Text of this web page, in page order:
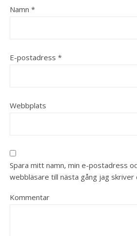
Namn *
E-postadress *
Webbplats
Spara mitt namn, min e-postadress
webbläsare till nästa gång jag skriver
Kommentar